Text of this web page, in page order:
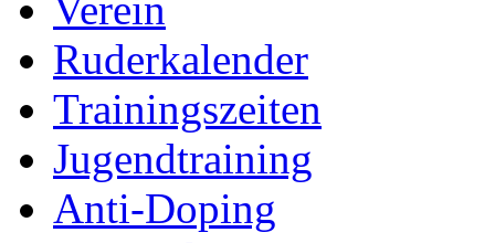
Ruderkalender
Trainingszeiten
Jugendtraining
Anti-Doping